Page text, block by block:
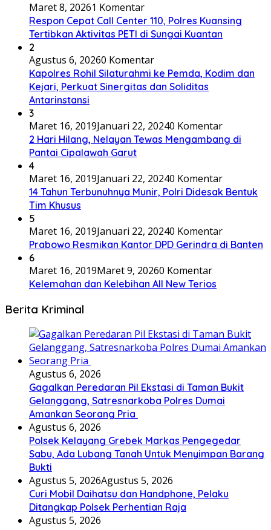
Maret 8, 20261 Komentar
Respon Cepat Call Center 110, Polres Kuansing
Tertibkan Aktivitas PETI di Sungai Kuantan
2
Agustus 6, 20260 Komentar
Kapolres Rohil Silaturahmi ke Pemda, Kodim dan
Kejari, Perkuat Sinergitas dan Soliditas
Antarinstansi
3
Maret 16, 2019Januari 22, 20240 Komentar
2 Hari Hilang, Nelayan Tewas Mengambang di
Pantai Cipalawah Garut
4
Maret 16, 2019Januari 22, 20240 Komentar
14 Tahun Terbunuhnya Munir, Polri Didesak Bentuk
Tim Khusus
5
Maret 16, 2019Januari 22, 20240 Komentar
Prabowo Resmikan Kantor DPD Gerindra di Banten
6
Maret 16, 2019Maret 9, 20260 Komentar
Kelemahan dan Kelebihan All New Terios
Berita Kriminal
Agustus 6, 2026
Gagalkan Peredaran Pil Ekstasi di Taman Bukit
Gelanggang, Satresnarkoba Polres Dumai
Amankan Seorang Pria
Agustus 6, 2026
Polsek Kelayang Grebek Markas Pengegedar
Sabu, Ada Lubang Tanah Untuk Menyimpan Barang
Bukti
Agustus 5, 2026Agustus 5, 2026
Curi Mobil Daihatsu dan Handphone, Pelaku
Ditangkap Polsek Perhentian Raja
Agustus 5, 2026